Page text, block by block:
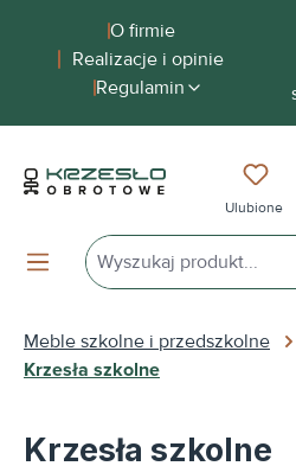
zawartościO firmie
Realizacje i opinie
Regulamin
Ulubione
Meble szkolne i przedszkolne
Krzesła szkolne
Krzesła szkolne